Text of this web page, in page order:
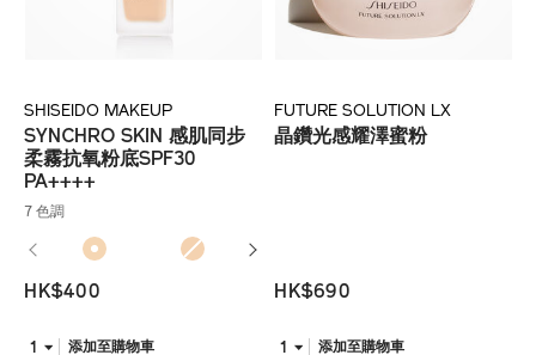
SHISEIDO MAKEUP
SYNCHRO SKIN 感肌同步
柔霧抗氧粉底SPF30
PA++++
7 色調
HK$400
1 添加至購物車
FUTURE SOLUTION LX
晶鑽光感耀澤蜜粉
HK$690
1 添加至購物車